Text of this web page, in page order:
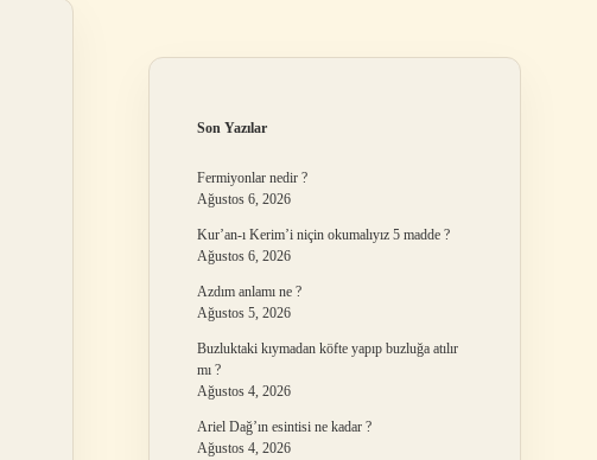
Son Yazılar
Fermiyonlar nedir ?
Ağustos 6, 2026
Kur’an-ı Kerim’i niçin okumalıyız 5 madde ?
Ağustos 6, 2026
Azdım anlamı ne ?
Ağustos 5, 2026
Buzluktaki kıymadan köfte yapıp buzluğa atılır
mı ?
Ağustos 4, 2026
Ariel Dağ’ın esintisi ne kadar ?
Ağustos 4, 2026